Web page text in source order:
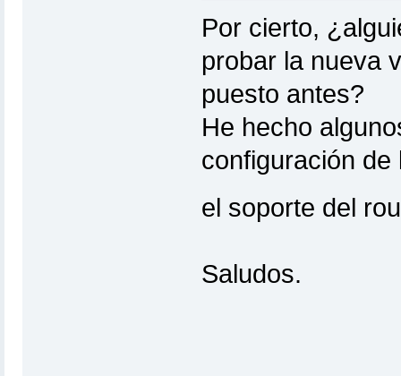
Por cierto,
probar la nueva
puesto antes?
He hecho
configuración
el soporte del
Saludos.